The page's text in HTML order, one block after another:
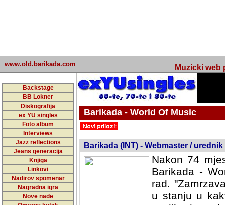
www.old.barikada.com Muzicki web
Backstage
BB Lokner
Diskografija
ex YU singles
Foto album
Interviews
Jazz reflections
Jeans generacija
Knjiga
Linkovi
Nadirov spomenar
Nagradna igra
Nove nade
Barikada - World Of Music
Barikada (INT) - Webmaster / urednik
Nakon 74
Barikada -
rad.
u stanju u